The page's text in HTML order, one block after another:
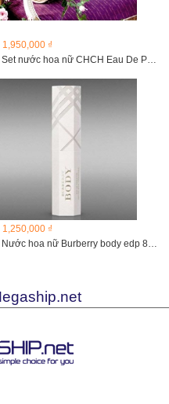
1,950,000 ₫
Set nước hoa nữ CHCH Eau De Parfum Sublime
1,250,000 ₫
Nước hoa nữ Burberry body edp 85ml